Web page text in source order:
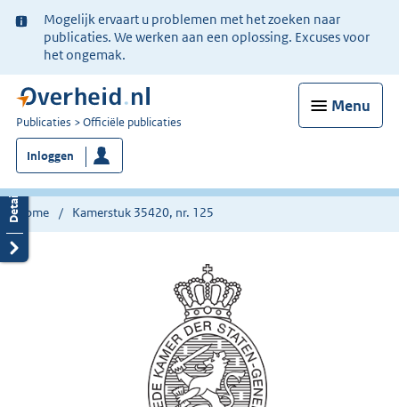
Ter
informatie:
Mogelijk ervaart u problemen met het zoeken naar
publicaties. We werken aan een oplossing. Excuses voor
het ongemak.
Menu
U
bent
nu
hier:
Publicaties Officiële publicaties
Inloggen
Home Kamerstuk 35420, nr. 125